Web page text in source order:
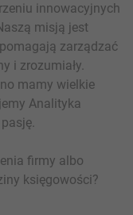
innowacyjnych
misją jest
zarządzać
i zrozumiały.
mamy wielkie
Analityka
firmy albo
księgowości?